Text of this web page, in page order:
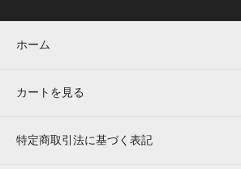
ホーム
カートを見る
特定商取引法に基づく表記